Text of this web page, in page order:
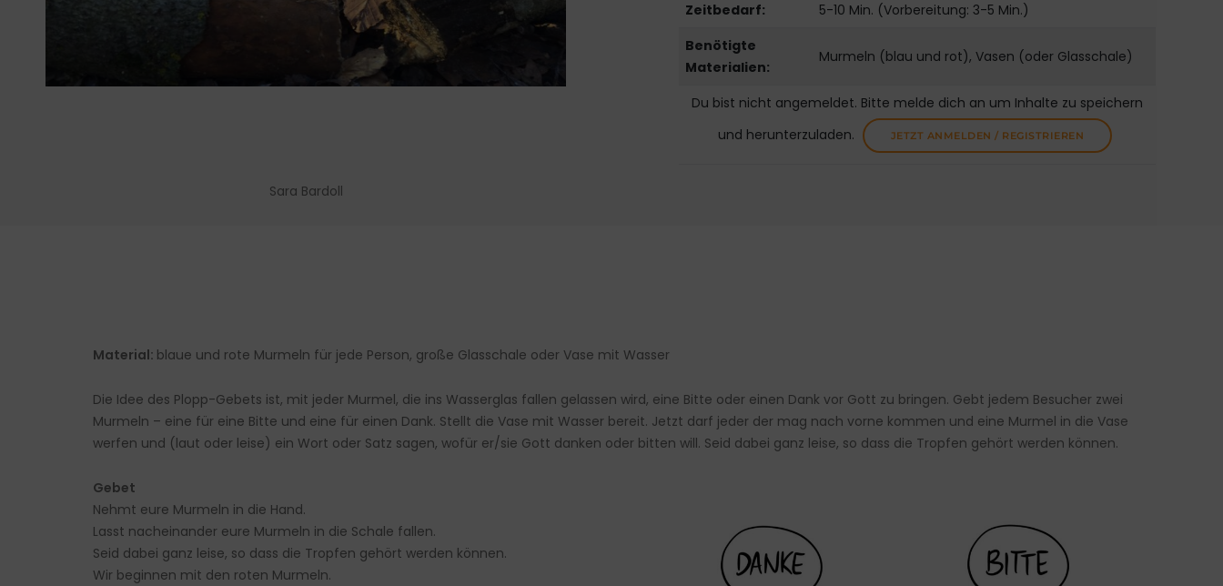
Sara Bardoll
Zeitbedarf:
5-10 Min. (Vorbereitung: 3-5 Min.)
Benötigte
Materialien:
Murmeln (blau und rot), Vasen (oder Glasschale)
Du bist nicht angemeldet. Bitte melde dich an um Inhalte zu speichern
und herunterzuladen.
JETZT ANMELDEN / REGISTRIEREN
Material: blaue und rote Murmeln für jede Person, große Glasschale oder Vase mit Wasser
Die Idee des Plopp-Gebets ist, mit jeder Murmel, die ins Wasserglas fallen gelassen wird, eine Bitte oder einen Dank vor Gott zu bringen. Gebt jedem Besucher zwei
Murmeln – eine für eine Bitte und eine für einen Dank. Stellt die Vase mit Wasser bereit. Jetzt darf jeder der mag nach vorne kommen und eine Murmel in die Vase
werfen und (laut oder leise) ein Wort oder Satz sagen, wofür er/sie Gott danken oder bitten will. Seid dabei ganz leise, so dass die Tropfen gehört werden können.
Gebet
Nehmt eure Murmeln in die Hand.
Lasst nacheinander eure Murmeln in die Schale fallen.
Seid dabei ganz leise, so dass die Tropfen gehört werden können.
Wir beginnen mit den roten Murmeln.